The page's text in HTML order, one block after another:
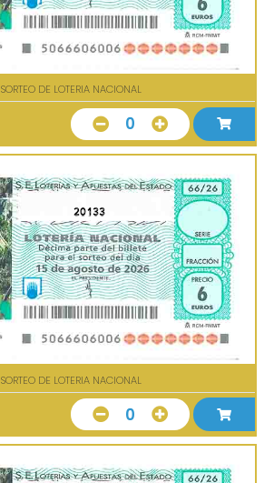
SORTEO DE LOTERIA NACIONAL
0
20133
SORTEO DE LOTERIA NACIONAL
0